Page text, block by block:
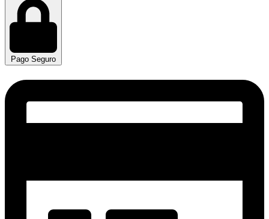
Pago Seguro